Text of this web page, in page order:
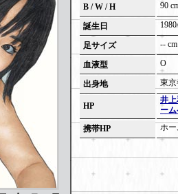
B / W / H 90
誕生日
足サイズ -- cm
血液型 O
出身地 東
HP
井
ー
携帯HP
ホ